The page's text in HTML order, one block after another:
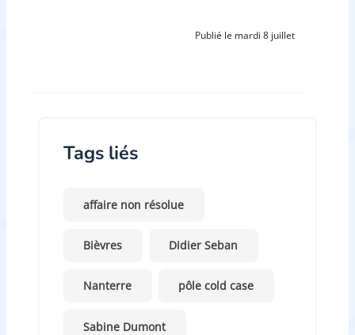
Publié le mardi 8 juillet
Tags liés
affaire non résolue
Bièvres Didier Seban
Nanterre pôle cold case
Sabine Dumont